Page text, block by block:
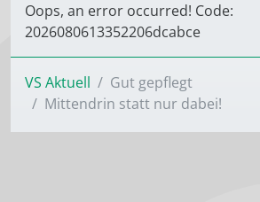
Oops, an error occurred! Code:
2026080613352206dcabce
VS Aktuell
Gut gepflegt
Mittendrin statt nur dabei!